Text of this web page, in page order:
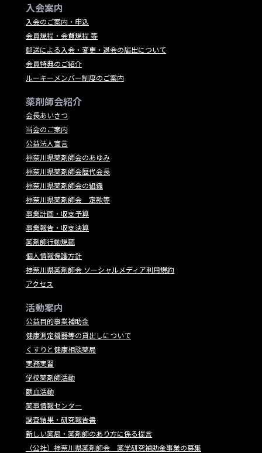
入会案内
入会のご案内・申込
会員規程・会費規程 等
郵送による入会・変更・退会の届出について
会員特典のご紹介
ルーキーメンバー制度のご案内
薬剤師会紹介
会長あいさつ
当会のご案内
公益法人宣言
神奈川県薬剤師会のあゆみ
神奈川県薬剤師会歴代会長
神奈川県薬剤師会の組織
神奈川県薬剤師会 定款等
事業計画・収支予算
事業報告・収支決算
薬剤師行動規範
個人情報保護方針
神奈川県薬剤師会 ソーシャルメディア利用規約
アクセス
活動案内
公益目的事業補助金
健康測定機器等の貸出しについて
くすりと健康相談薬局
実務実習
学校薬剤師活動
献血活動
薬事情報センター
調査結果・研究報告書
新しい薬局・薬剤師のあり方に係る提言
（公社）神奈川県薬剤師会 薬学研究補助金事業の募集